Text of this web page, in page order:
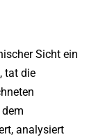
Sicht ein
tat die
analysiert